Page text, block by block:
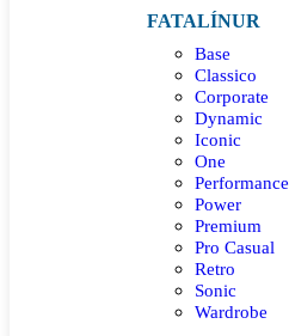
FATALÍNUR
Base
Classico
Corporate
Dynamic
Iconic
One
Performance
Power
Premium
Pro Casual
Retro
Sonic
Wardrobe